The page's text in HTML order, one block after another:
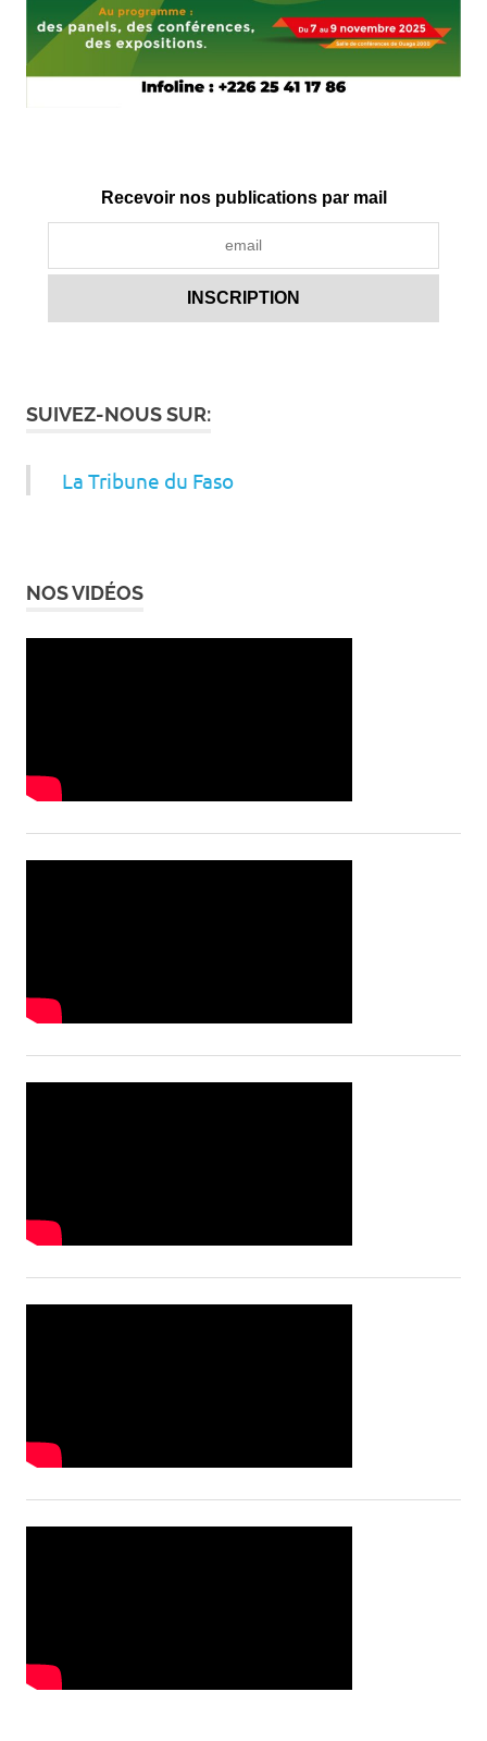
Recevoir nos publications par mail
SUIVEZ-NOUS SUR:
La Tribune du Faso
NOS VIDÉOS